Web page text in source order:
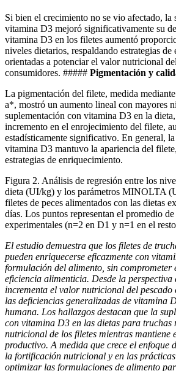
Si bien el crecimiento no se vio afectado, la
vitamina D3 mejoró significativamente su
vitamina D3 en los filetes aumentó
niveles dietarios, respaldando estrategias de
orientadas a potenciar el valornutricional del
consumidores. ##### Pigmentación y
La pigmentación del filete, medida mediante
a*, mostró un aumento lineal con mayores
suplementación con vitamina D3 en la dieta,
incremento en el enrojecimiento del filete,
estadísticamente significativo. En general, la
vitamina D3 mantuvo la apariencia del filete,
estrategias de enriquecimiento.
Figura 2. Análisis de regresión entre los
dieta (UI/kg) y los parámetros MINOLTA
filetes de peces alimentados con las dietas
días. Los puntos representan el promedio
experimentales (n=2 en D1 y n=1 en el
El estudio demuestra que los filetes de
pueden enriquecerse eficazmente con
formulación del alimento , sin comprometer
eficiencia alimenticia. Desde la perspectiva
incrementa el valor nutricional del pescado
las deficiencias generalizadas de vitamina
humana. Los hallazgos destacan que la
con vitamina D3 en las dietas para truchas
nutricional de los filetes mientras mantiene
productivo. A medida que crece el enfoque
la fortificación nutricional y en las
optimizar las formulaciones de alimento